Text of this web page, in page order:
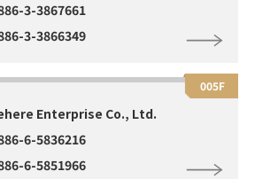
3-3867661
3-3866349
005F
Enterprise Co., Ltd.
6-5836216
6-5851966